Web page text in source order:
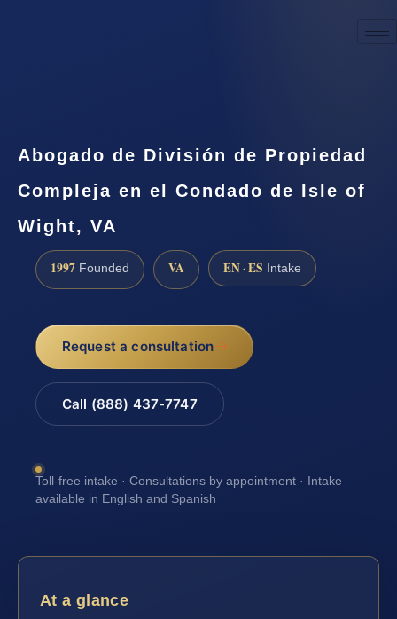
Abogado de División de Propiedad
Compleja en el Condado de Isle of
Wight, VA
1997 Founded VA EN · ES Intake
Request a consultation
Call (888) 437-7747
Toll-free intake · Consultations by appointment · Intake
available in English and Spanish
At a glance